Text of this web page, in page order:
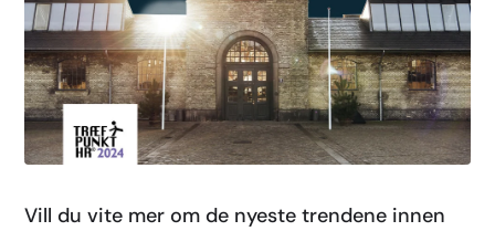
Vill du vite mer om de nyeste trendene innen